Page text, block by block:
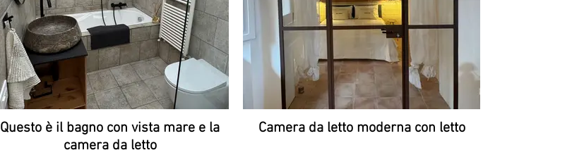
Questo è il bagno con vista mare e la
camera da letto
Camera da letto moderna con letto